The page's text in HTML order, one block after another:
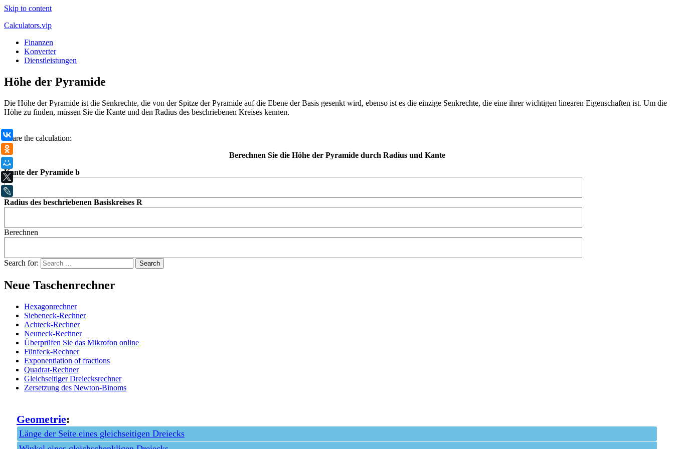
Skip to content
Calculators.vip
Finanzen
Konverter
Dienstleistungen
Höhe der Pyramide
Die Höhe der Pyramide ist die Senkrechte, die von der Spitze der Pyramide auf die Ebene der Basis gesenkt wird, ebenso ist es die einzige Senkrechte, die eine ihrer wichtigen linearen Eigenschaften ist. Um die
Höhe zu finden, müssen Sie die Kante und den Radius des beschriebenen Kreises kennen.
.
Share the calculation:
Berechnen Sie die Höhe der Pyramide durch Radius und Kante
Kante der Pyramide b
Radius des beschriebenen Basiskreises R
Berechnen
Search for:
Neue Taschenrechner
Hexagonrechner
Siebeneck-Rechner
Achteck-Rechner
Neuneck-Rechner
Überprüfen Sie das Mikrofon online
Fünfeck-Rechner
Exponentiation of fractions
Quadrat-Rechner
Gleichseitiger Dreiecksrechner
Zersetzung des Newton-Binoms
Geometrie:
Länge der Seite eines gleichseitigen Dreiecks
ВКонтакте
X